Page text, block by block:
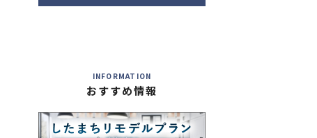
INFORMATION
おすすめ情報